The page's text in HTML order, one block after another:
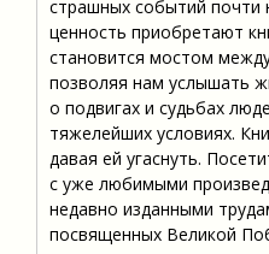
страшных событий почти
ценность приобретают
становится мостом
позволяя нам услышать
о подвигах и судьбах
тяжелейших условиях.
давая ей угаснуть.
с уже любимыми
недавно изданными
посвященных Великой